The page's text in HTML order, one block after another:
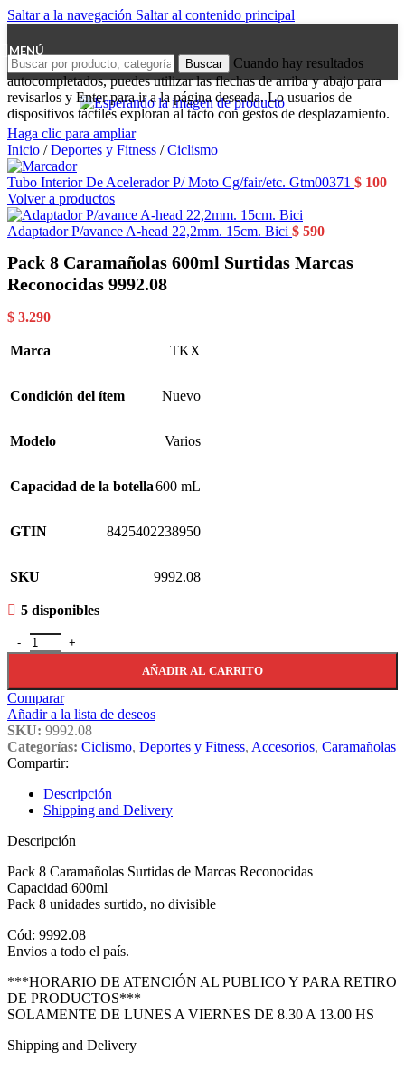
Saltar a la navegación Saltar al contenido principal
MENÚ
Buscar
Cuando hay resultados
autocompletados, puedes utilizar las flechas de arriba y abajo para
revisarlos y Enter para ir a la página deseada. Lo usuarios de
dispositivos táctiles exploran al tacto con gestos de desplazamiento.
Haga clic para ampliar
Inicio / Deportes y Fitness / Ciclismo
Tubo Interior De Acelerador P/ Moto Cg/fair/etc. Gtm00371 $ 100
Volver a productos
Adaptador P/avance A-head 22,2mm. 15cm. Bici $ 590
Pack 8 Caramañolas 600ml Surtidas Marcas
Reconocidas 9992.08
$ 3.290
Marca TKX
Condición del ítem Nuevo
Modelo Varios
Capacidad de la botella600 mL
GTIN 8425402238950
SKU 9992.08
5 disponibles
Pack 8 Caramañolas 600ml Surtidas Marcas Reconocidas 9992.08
AÑADIR AL CARRITO
Comparar
Añadir a la lista de deseos
SKU: 9992.08
Categorías: Ciclismo, Deportes y Fitness, Accesorios, Caramañolas
Compartir:
Descripción
Shipping and Delivery
Descripción
Pack 8 Caramañolas Surtidas de Marcas Reconocidas
Capacidad 600ml
Pack 8 unidades surtido, no divisible
Cód: 9992.08
Envios a todo el país.
***HORARIO DE ATENCIÓN AL PUBLICO Y PARA RETIRO
DE PRODUCTOS***
SOLAMENTE DE LUNES A VIERNES DE 8.30 A 13.00 HS
Shipping and Delivery